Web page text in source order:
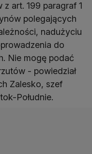
art. 199 paragraf 1
polegających
nadużyciu
do
Nie mogę podać
- powiedział
Zalesko, szef
Południe.